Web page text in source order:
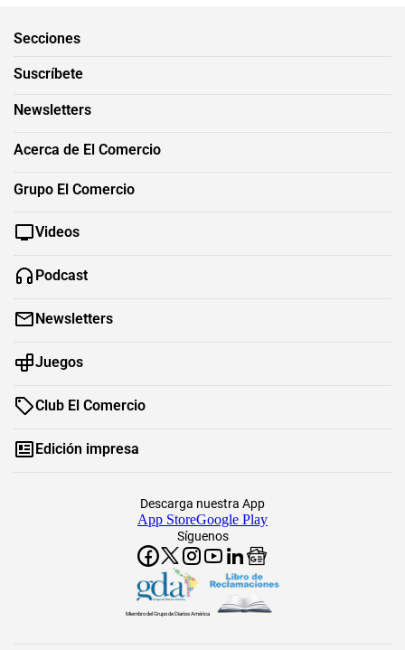
Secciones
Suscríbete
Newsletters
Acerca de El Comercio
Grupo El Comercio
Videos
Podcast
Newsletters
Juegos
Club El Comercio
Edición impresa
Síguenos
Descarga nuestra App
App StoreGoogle Play
Miembro del Grupo de Diarios América